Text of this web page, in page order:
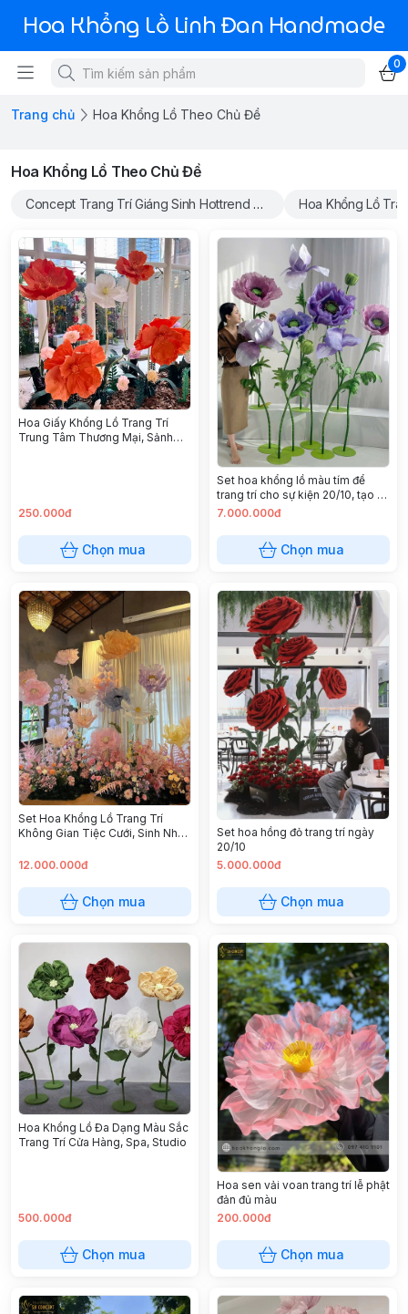
Hoa Khổng Lồ Linh Đan Handmade
0
Trang chủ Hoa Khổng Lồ Theo Chủ Đề
Hoa Khổng Lồ Theo Chủ Đề
Concept Trang Trí Giáng Sinh Hottrend 2024 Hoa Khổng Lồ
Hoa Giấy Khổng Lồ Trang Trí
Trung Tâm Thương Mại, Sảnh
250.000đ
Chọn mua
Set hoa khổng lồ màu tím để
trang trí cho sự kiện 20/10, tạo ra
không gian đầy ấn tượng
7.000.000đ
Chọn mua
Set Hoa Khổng Lồ Trang Trí
Không Gian Tiệc Cưới, Sinh Nhật,
12.000.000đ
Chọn mua
Set hoa hồng đỏ trang trí ngày
20/10
5.000.000đ
Chọn mua
Hoa Khổng Lồ Đa Dạng Màu Sắc
Trang Trí Cửa Hàng, Spa, Studio
500.000đ
Chọn mua
Hoa sen vải voan trang trí lễ phật
đản đủ màu
200.000đ
Chọn mua